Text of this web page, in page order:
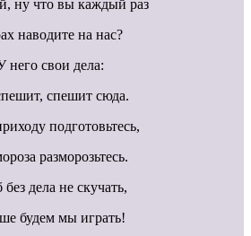
ну что вы каждый раз
наводите на нас?
него свои дела:
спешит сюда.
подготовьтесь,
разморозьтесь.
без дела не скучать,
будем мы играть!